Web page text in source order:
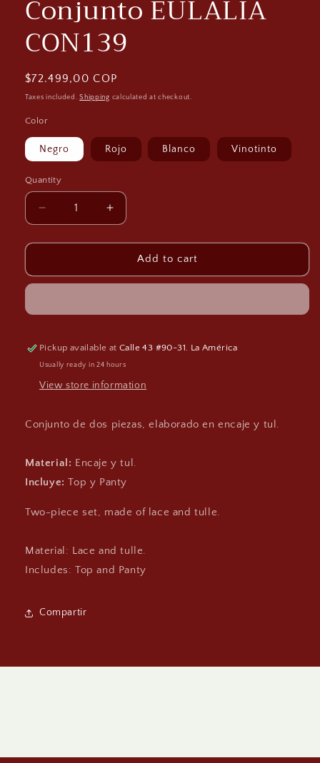
Conjunto EULALIA
CON139
Regular
price
$72.499,00 COP
Taxes included.Shipping calculated at checkout.
Color
Negro Rojo Blanco Vinotinto
Quantity
Decrease
quantity
for
EULALIA
Increase
quantity
for
Conjunto
EULALIA
Add to cart
Pickup available atCalle 43 #90-31. La América
Usually ready in 24 hours
View store information
Conjunto de dos piezas, elaborado en encaje y tul.
Material: Encaje y tul.
Incluye: Top y Panty
Two-piece set, made of lace and tulle.
Material: Lace and tulle.
Includes: Top and Panty
Compartir